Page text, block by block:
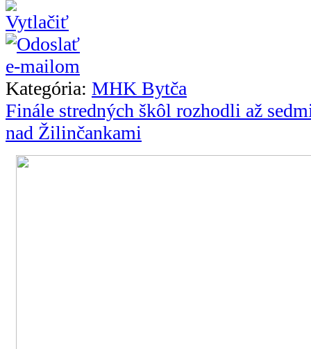
Kategória: MHK Bytča
Finále stredných škôl rozhodli až
nad Žilinčankami